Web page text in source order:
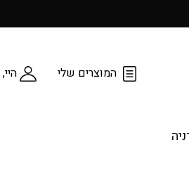
המוצרים שלי היי,